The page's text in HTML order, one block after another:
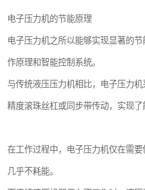
电子压力机的节能原理
电子压力机之所以能够实现显著的
作原理和智能控制系统。
与传统液压压力机相比，电子压力
精度滚珠丝杠或同步带传动，实现了
在工作过程中，电子压力机仅在需
几乎不耗能。